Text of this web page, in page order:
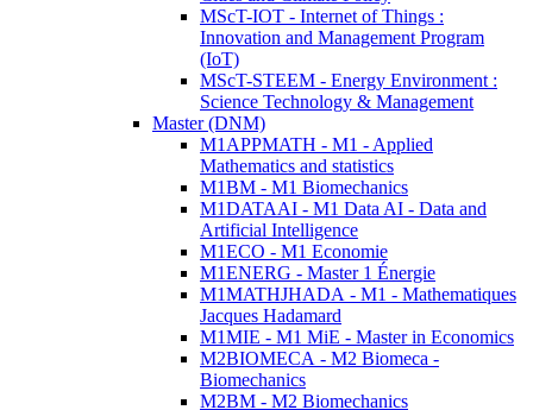
MScT-IOT - Internet of Things :
Innovation and Management Program
(IoT)
MScT-STEEM - Energy Environment :
Science Technology & Management
Master (DNM)
M1APPMATH - M1 - Applied
Mathematics and statistics
M1BM - M1 Biomechanics
M1DATAAI - M1 Data AI - Data and
Artificial Intelligence
M1ECO - M1 Economie
M1ENERG - Master 1 Énergie
M1MATHJHADA - M1 - Mathematiques
Jacques Hadamard
M1MIE - M1 MiE - Master in Economics
M2BIOMECA - M2 Biomeca -
Biomechanics
M2BM - M2 Biomechanics